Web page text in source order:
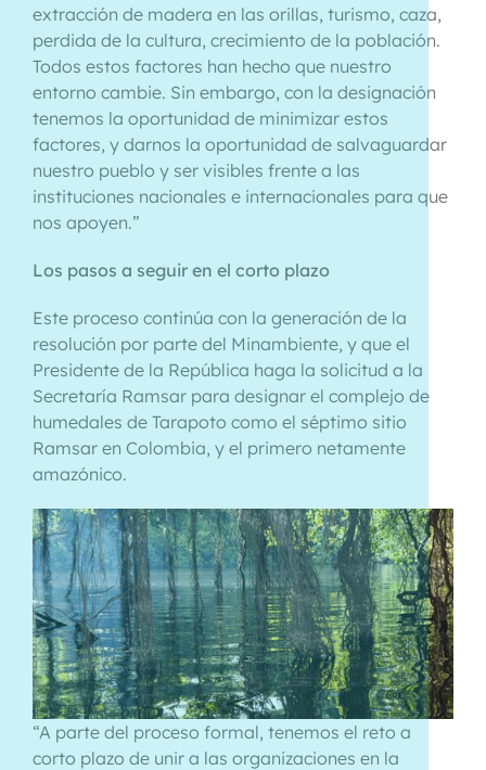
extracción de madera en las orillas, turismo, caza,
perdida de la cultura, crecimiento de la población.
Todos estos factores han hecho que nuestro
entorno cambie. Sin embargo, con la designación
tenemos la oportunidad de minimizar estos
factores, y darnos la oportunidad de salvaguardar
nuestro pueblo y ser visibles frente a las
instituciones nacionales e internacionales para que
nos apoyen.”
Los pasos a seguir en el corto plazo
Este proceso continúa con la generación de la
resolución por parte del Minambiente, y que el
Presidente de la República haga la solicitud a la
Secretaría Ramsar para designar el complejo de
humedales de Tarapoto como el séptimo sitio
Ramsar en Colombia, y el primero netamente
amazónico.
“A parte del proceso formal, tenemos el reto a
corto plazo de unir a las organizaciones en la